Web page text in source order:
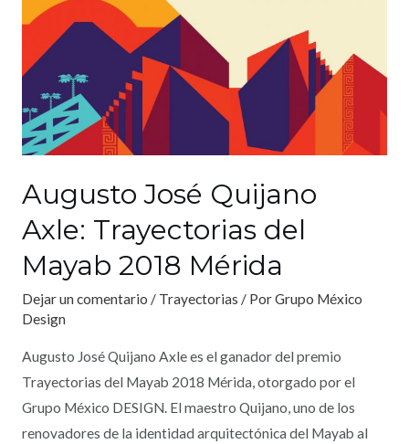
Augusto José Quijano
Axle: Trayectorias del
Mayab 2018 Mérida
Dejar un comentario / Trayectorias / PorGrupo México
Design
Augusto José Quijano Axle es el ganador del premio
Trayectorias del Mayab 2018 Mérida, otorgado por el
Grupo México DESIGN. El maestro Quijano, uno de los
renovadores de la identidad arquitectónica del Mayab al